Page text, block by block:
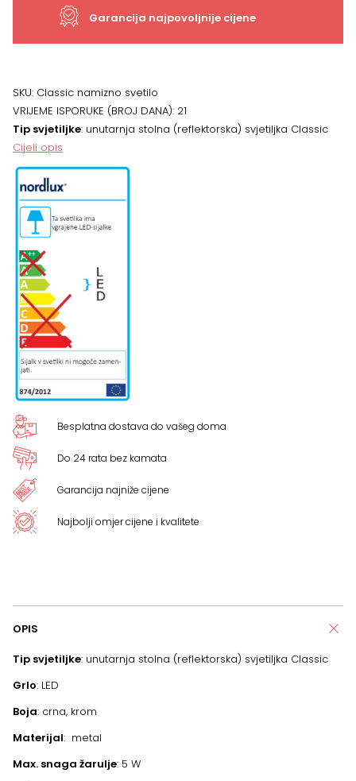
cm,
količina
Garancija najpovoljnije cijene
SKU: Classic namizno svetilo
VRIJEME ISPORUKE (BROJ DANA): 21
Tip svjetiljke: unutarnja stolna (reflektorska) svjetiljka Classic
Cijeli opis
Besplatna dostava do vašeg doma
Do 24 rata bez kamata
Garancija najniže cijene
Najbolji omjer cijene i kvalitete
OPIS
Tip svjetiljke: unutarnja stolna (reflektorska) svjetiljka Classic
Grlo: LED
Boja: crna, krom
Materijal: metal
Max. snaga žarulje: 5 W